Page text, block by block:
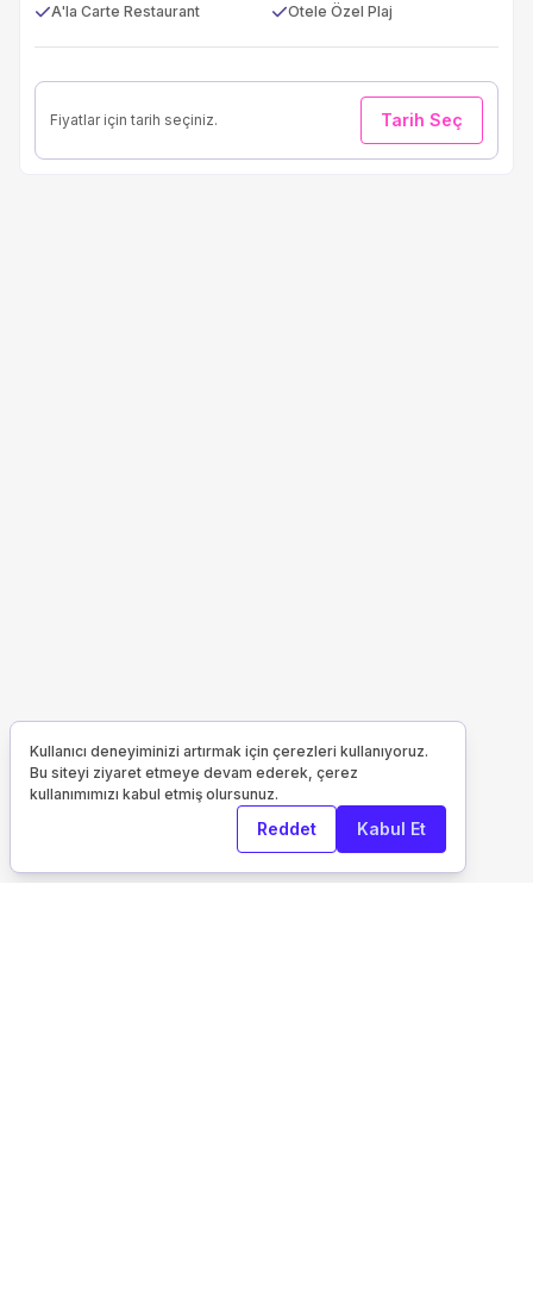
A'la Carte Restaurant
Otele Özel Plaj
Fiyatlar için tarih seçiniz. Tarih Seç
Kullanıcı deneyiminizi artırmak için çerezleri kullanıyoruz.
Bu siteyi ziyaret etmeye devam ederek, çerez
kullanımımızı kabul etmiş olursunuz.
Reddet Kabul Et